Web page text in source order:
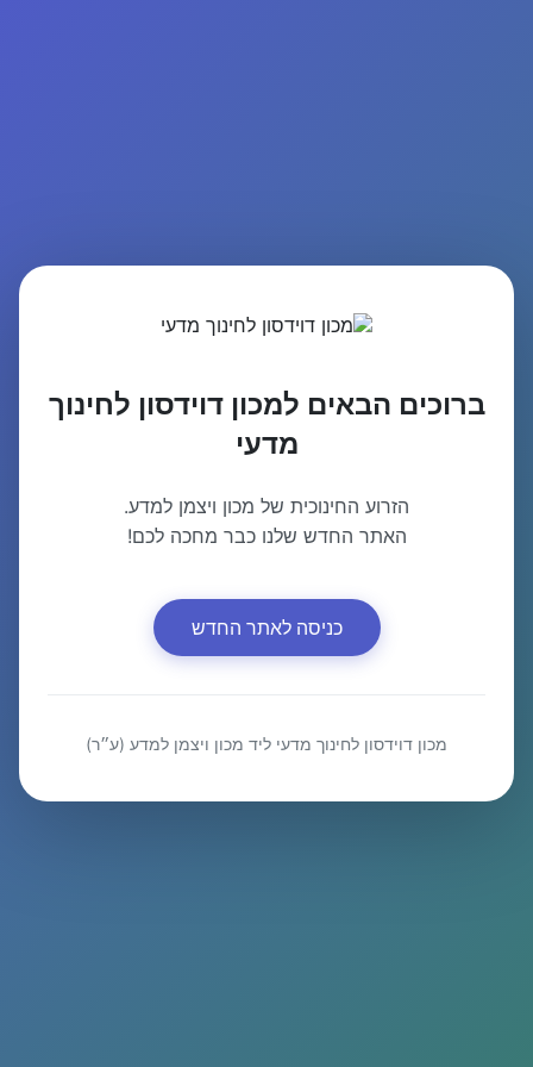
ברוכים הבאים למכון דוידסון לחינוך
מדעי
הזרוע החינוכית של מכון ויצמן למדע.
האתר החדש שלנו כבר מחכה לכם!
כניסה לאתר החדש
מכון דוידסון לחינוך מדעי ליד מכון ויצמן למדע (ע״ר)